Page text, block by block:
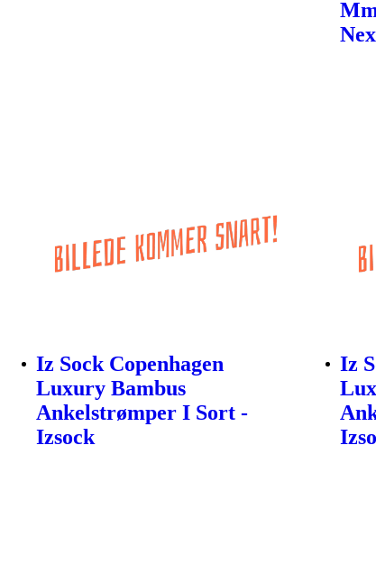
Iz Sock Copenhagen
Luxury Bambus
Ankelstrømper I Sort -
Izsock
Iz